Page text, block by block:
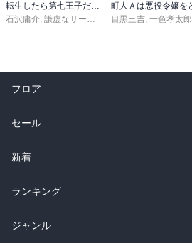
転生したら第七王子だったので、気ままに魔術を極めます（２４）
石沢庸介, 謙虚なサークル メル。
目黒三吉, 一色孝太郎
フロア
総合
ラノベ
雑誌・グラビア
BL・TL
セール
総合
ラノベ
雑誌・グラビア
新着
総合
ラノベ
ランキング
総合
ジャンル